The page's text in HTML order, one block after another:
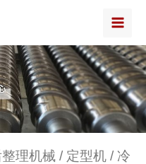
理机械 / 定型机 / 冷